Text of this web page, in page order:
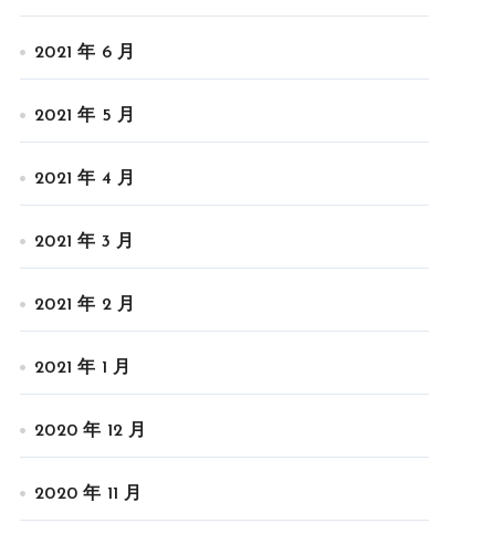
2021 年 6 月
2021 年 5 月
2021 年 4 月
2021 年 3 月
2021 年 2 月
2021 年 1 月
2020 年 12 月
2020 年 11 月